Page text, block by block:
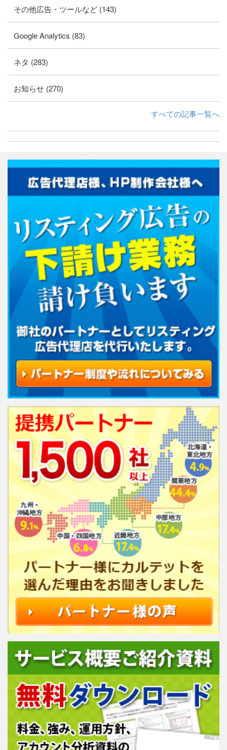
その他広告・ツールなど (143)
Google Analytics (83)
ネタ (283)
お知らせ (270)
すべての記事一覧へ